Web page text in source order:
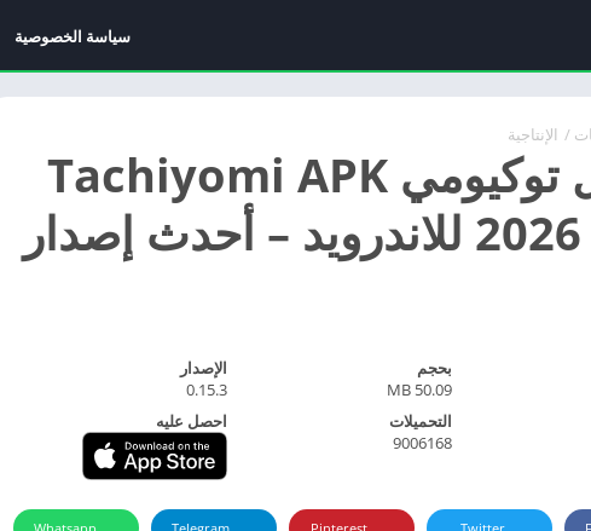
سياسة الخصوصية
/ الإنتاجية
تحميل توكيومي Tachiyomi APK
بحجم
50.09 MB
الإصدار
0.15.3
التحميلات
9006168
احصل عليه